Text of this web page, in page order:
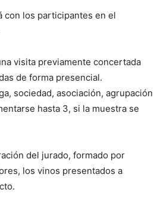
con los participantes en el
visita previamente concertada
de forma presencial.
sociedad, asociación, agrupación
hasta 3, si la muestra se
del jurado, formado por
los vinos presentados a